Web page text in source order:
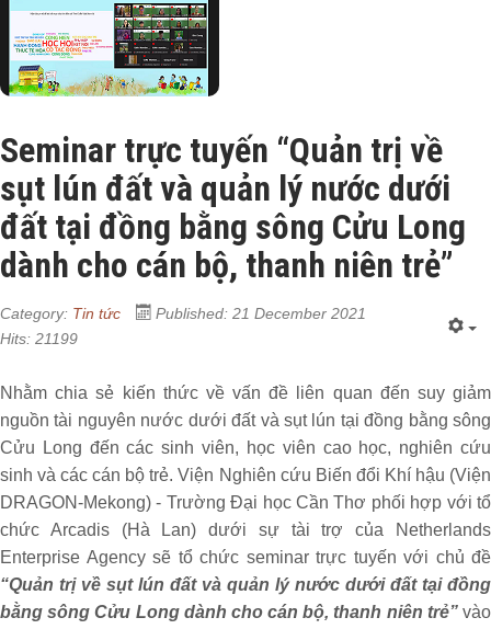
Seminar trực tuyến “Quản trị về
sụt lún đất và quản lý nước dưới
đất tại đồng bằng sông Cửu Long
dành cho cán bộ, thanh niên trẻ”
Category: Tin tức
Published: 21 December 2021
Hits: 21199
Nhằm chia sẻ kiến thức về vấn đề liên quan đến suy giảm
nguồn tài nguyên nước dưới đất và sụt lún tại đồng bằng sông
Cửu Long đến các sinh viên, học viên cao học, nghiên cứu
sinh và các cán bộ trẻ. Viện Nghiên cứu Biến đổi Khí hậu (Viện
DRAGON-Mekong) - Trường Đại học Cần Thơ phối hợp với tổ
chức Arcadis (Hà Lan) dưới sự tài trợ của Netherlands
Enterprise Agency sẽ tổ chức seminar trực tuyến với chủ đề
“Quản trị về sụt lún đất và quản lý nước dưới đất tại đồng
bằng sông Cửu Long dành cho cán bộ, thanh niên trẻ” vào